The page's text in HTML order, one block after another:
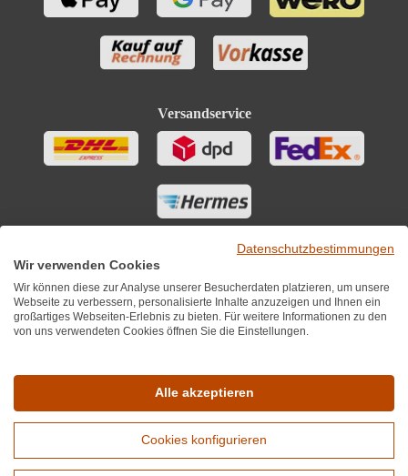
Versandservice
*Alle Preise inkl. MwST zzgl. 5,90€ Versandkosten je Winzer.
Datenschutzbestimmungen
Wir verwenden Cookies
Wir können diese zur Analyse unserer Besucherdaten platzieren, um unsere
Webseite zu verbessern, personalisierte Inhalte anzuzeigen und Ihnen ein
großartiges Webseiten-Erlebnis zu bieten. Für weitere Informationen zu den
von uns verwendeten Cookies öffnen Sie die Einstellungen.
Alle akzeptieren
Cookies konfigurieren